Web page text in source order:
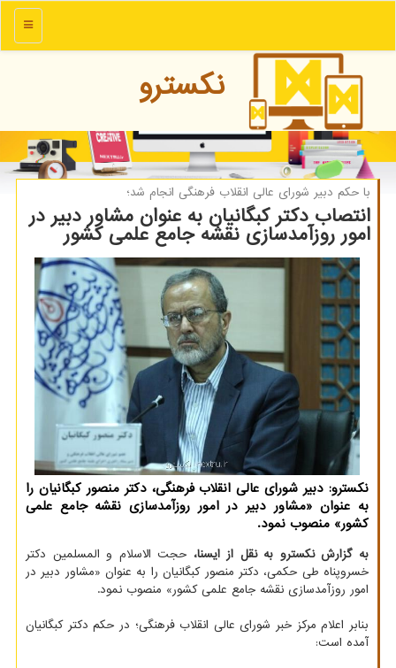
منو
نكسترو
با حكم دبیر شورای عالی انقلاب فرهنگی انجام شد؛
انتصاب دکتر کبگانیان به عنوان مشاور دبیر در
امور روزآمدسازی نقشه جامع علمی کشور
نکسترو: دبیر شورای عالی انقلاب فرهنگی، دکتر منصور کبگانیان را
به عنوان «مشاور دبیر در امور روزآمدسازی نقشه جامع علمی
کشور» منصوب نمود.
به گزارش نکسترو به نقل از ایسنا، حجت الاسلام و المسلمین دکتر
خسروپناه طی حکمی، دکتر منصور کبگانیان را به عنوان «مشاور دبیر در
امور روزآمدسازی نقشه جامع علمی کشور» منصوب نمود.
بنابر اعلام مرکز خبر شورای عالی انقلاب فرهنگی؛ در حکم دکتر کبگانیان
آمده است: